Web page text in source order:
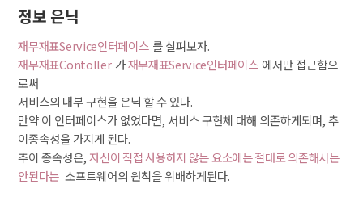
정보 은닉
재무재표Service인터페이스 를 살펴보자.
재무재표Contoller 가재무재표Service인터페이스 에서만 접근함으
로써
서비스의 내부 구현을 은닉 할 수 있다.
만약 이 인터페이스가 없었다면, 서비스 구현체 대해 의존하게되며, 추
이종속성을 가지게 된다.
추이 종속성은,자신이 직접 사용하지 않는 요소에는 절대로 의존해서는
안된다는 소프트웨어의 원칙을 위배하게된다.